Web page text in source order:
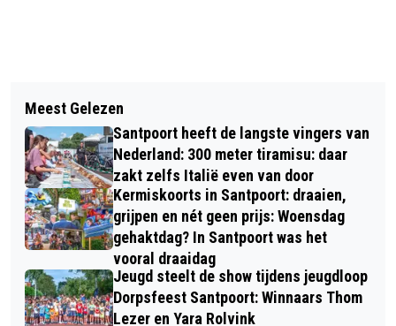
AUTO DOOR GLADHEID OP Z’N KOP DE
N208 BIJ SANTPOORT-NOORD
BUURTGEZINNEN BLOEMENDAAL IN
KERSTACTIE VOOR GEZINNEN;
DORPSKERK BLOEMENDAAL STEUNT
STICHTING BUURTGEZINNEN
Meest Gelezen
Santpoort heeft de langste vingers van
Nederland: 300 meter tiramisu: daar
zakt zelfs Italië even van door
Kermiskoorts in Santpoort: draaien,
grijpen en nét geen prijs: Woensdag
gehaktdag? In Santpoort was het
vooral draaidag
Jeugd steelt de show tijdens jeugdloop
Dorpsfeest Santpoort: Winnaars Thom
Lezer en Yara Rolvink